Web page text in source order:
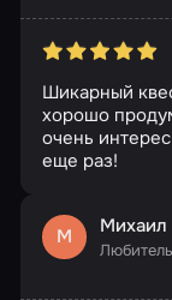
Шикарный
хорошо
очень
еще раз!
М Михаил
Любитель